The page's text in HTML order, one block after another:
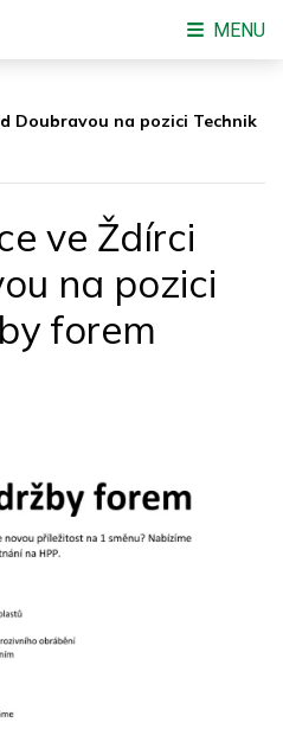
Doubravou na pozici Technik
ve Ždírci
na pozici
forem
MENU